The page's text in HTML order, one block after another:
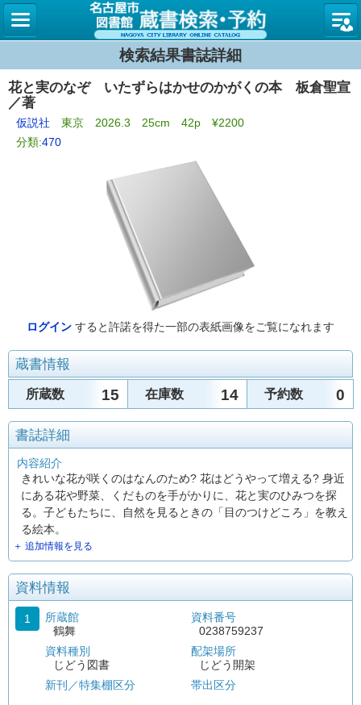
名古屋
検索結果書誌詳細
花と実のなぞ いたずらはかせのかがくの本 板倉聖宣
／著
仮説社 東京 2026.3 25cm 42p ¥2200
分類:470
ログイン すると許諾を得た一部の表紙画像をご覧になれます
蔵書情報
所蔵数 15 在庫数 14 予約数 0
書誌詳細
内容紹介
きれいな花が咲くのはなんのため? 花はどうやって増える? 身近
にある花や野菜、くだものを手がかりに、花と実のひみつを探
る。子どもたちに、自然を見るときの「目のつけどころ」を教え
る絵本。
＋ 追加情報を見る
資料情報
1
所蔵館
鶴舞
資料種別
じどう図書
新刊／特集棚区分
資料番号
0238759237
配架場所
じどう開架
帯出区分